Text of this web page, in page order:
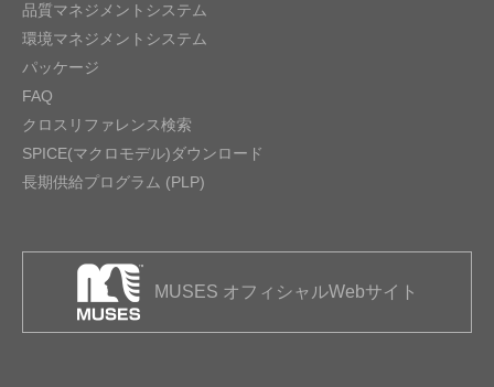
品質マネジメントシステム
環境マネジメントシステム
パッケージ
FAQ
クロスリファレンス検索
SPICE(マクロモデル)ダウンロード
長期供給プログラム (PLP)
MUSES オフィシャルWebサイト